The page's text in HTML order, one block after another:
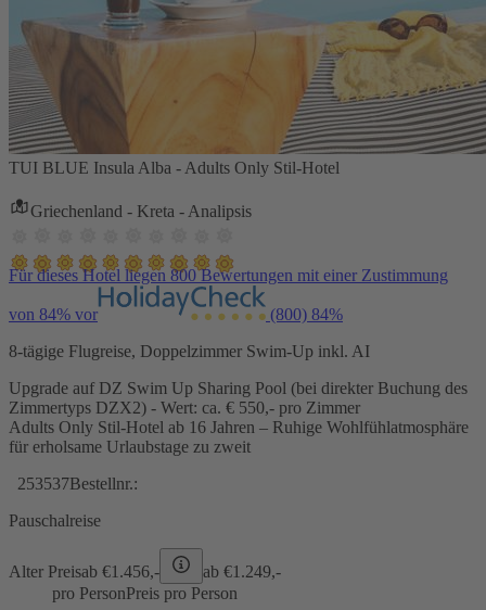
TUI BLUE Insula Alba - Adults Only Stil-Hotel
Griechenland - Kreta - Analipsis
Für dieses Hotel liegen 800 Bewertungen mit einer Zustimmung
von 84% vor (800) 84%
8-tägige Flugreise, Doppelzimmer Swim-Up inkl. AI
Upgrade auf DZ Swim Up Sharing Pool (bei direkter Buchung des
Zimmertyps DZX2) - Wert: ca. € 550,- pro Zimmer
Adults Only Stil-Hotel ab 16 Jahren – Ruhige Wohlfühlatmosphäre
für erholsame Urlaubstage zu zweit
253537Bestellnr.:
Pauschalreise
Alter Preisab €1.456,- ab €1.249,-
pro PersonPreis pro Person